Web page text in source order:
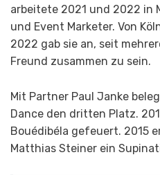
arbeitete 2021 und 2022 in
und Event Marketer. Von
2022 gab sie an, seit
Freund zusammen zu sein.
Mit Partner Paul Janke
Dance den dritten Platz.
Bouédibéla gefeuert. 2015
Matthias Steiner ein